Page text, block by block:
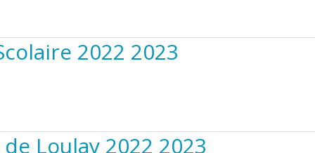
2022 2023
Loulay 2022 2023